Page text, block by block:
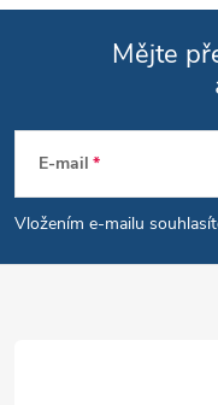
Mějte
E-mail
Vložením e-mailu